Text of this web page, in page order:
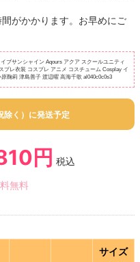
がかかります。お早めにご
ブサンシャイン Aqours アクア スクールユニティ
プレ衣装 コスプレ アニメ コスチューム Cosplay イ
鞠莉 津島善子 渡辺曜 高海千歌 al040c0c0s3
除く）に発送予定
円 税込
無料
サイズ